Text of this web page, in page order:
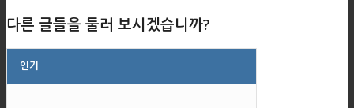
다른 글들을 둘러 보시겠습니까?
인기